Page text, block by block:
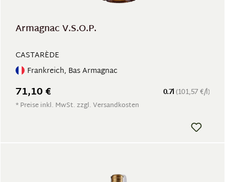
Armagnac V.S.O.P.
CASTARÈDE
Frankreich, Bas Armagnac
0.7l (101,57 €/l)
71,10 €
* Preise inkl. MwSt. zzgl. Versandkosten